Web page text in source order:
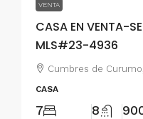
VENTA
CASA EN VENTA-
MLS#23-4936
Cumbres de
CASA
7 8